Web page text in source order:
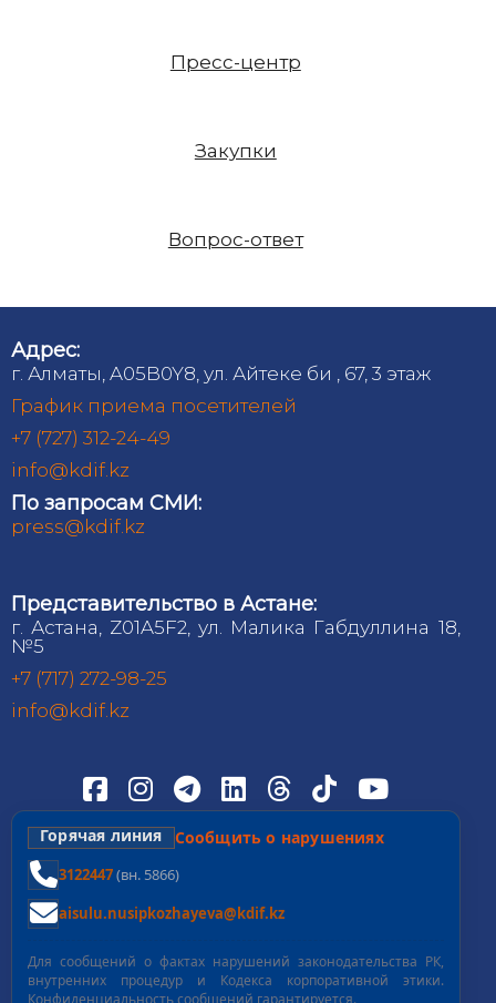
Пресс-центр
Закупки
Вопрос-ответ
Адрес:
г. Алматы, A05B0Y8, ул. Айтеке би , 67, 3 этаж
График приема посетителей
+7 (727) 312-24-49
info@kdif.kz
По запросам СМИ:
press@kdif.kz
Представительство в Астане:
г. Астана, Z01A5F2, ул. Малика Габдуллина 18,
№5
+7 (717) 272-98-25
info@kdif.kz
Горячая линия Сообщить о нарушениях
3122447(вн. 5866)
aisulu.nusipkozhayeva@kdif.kz
Для сообщений о фактах нарушений законодательства РК,
внутренних процедур и Кодекса корпоративной этики.
Конфиденциальность сообщений гарантируется.